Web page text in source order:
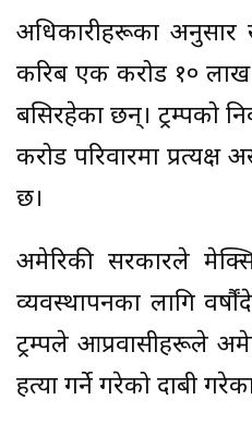
अधिकारीहरूका अनुसार
करिब एक करोड १० लाख
बसिरहेका छन्। ट्रम्पको
करोड परिवारमा प्रत्यक्ष
छ।
अमेरिकी सरकारले
व्यवस्थापनका लागि
ट्रम्पले आप्रवासीहरूले
हत्या गर्ने गरेको दाबी